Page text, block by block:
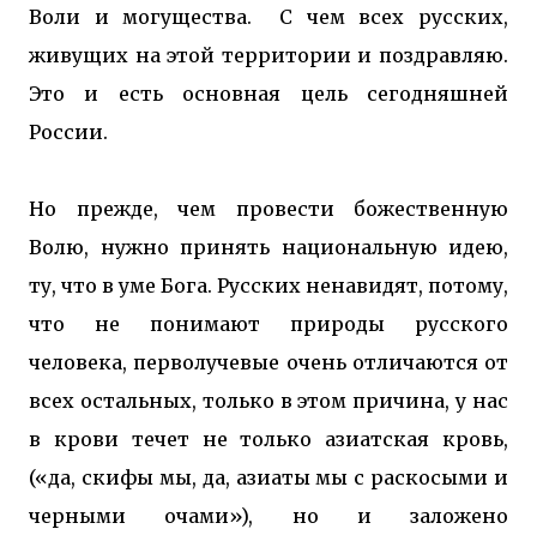
Воли и могущества. С чем всех русских,
живущих на этой территории и поздравляю.
Это и есть основная цель сегодняшней
России.
Но прежде, чем провести божественную
Волю, нужно принять национальную идею,
ту, что в уме Бога. Русских ненавидят, потому,
что не понимают природы русского
человека, перволучевые очень отличаются от
всех остальных, только в этом причина, у нас
в крови течет не только азиатская кровь,
(«да, скифы мы, да, азиаты мы с раскосыми и
черными очами»), но и заложено